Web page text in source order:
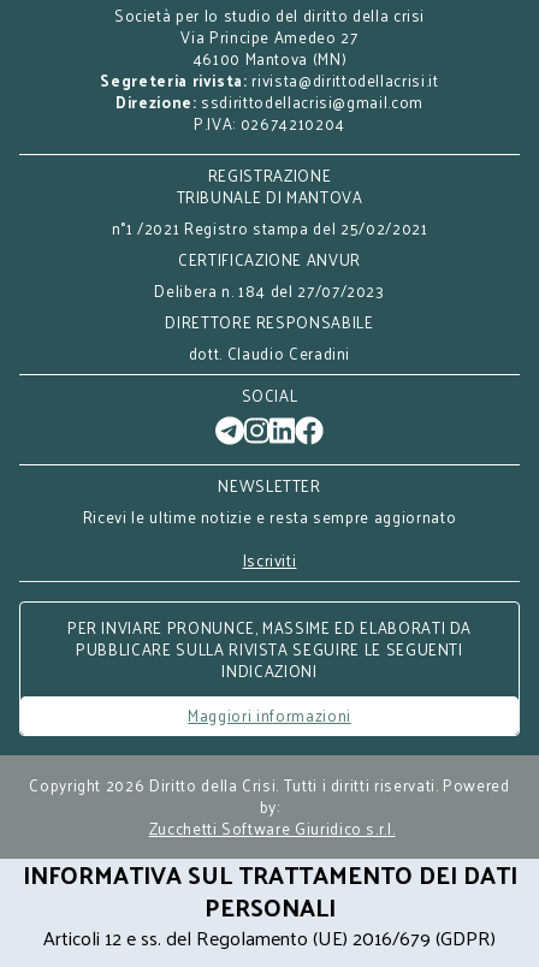
Società per lo studio del diritto della crisi
Via Principe Amedeo 27
46100 Mantova (MN)
Segreteria rivista: rivista@dirittodellacrisi.it
Direzione: ssdirittodellacrisi@gmail.com
P.IVA: 02674210204
REGISTRAZIONE
TRIBUNALE DI MANTOVA
n°1 /2021 Registro stampa del 25/02/2021
CERTIFICAZIONE ANVUR
Delibera n. 184 del 27/07/2023
DIRETTORE RESPONSABILE
dott. Claudio Ceradini
SOCIAL
NEWSLETTER
Ricevi le ultime notizie e resta sempre aggiornato
Iscriviti
PER INVIARE PRONUNCE, MASSIME ED ELABORATI DA
PUBBLICARE SULLA RIVISTA SEGUIRE LE SEGUENTI
INDICAZIONI
Maggiori informazioni
Copyright 2026 Diritto della Crisi. Tutti i diritti riservati. Powered
by:
Zucchetti Software Giuridico s.r.l.
INFORMATIVA SUL TRATTAMENTO DEI DATI
PERSONALI
Articoli 12 e ss. del Regolamento (UE) 2016/679 (GDPR)